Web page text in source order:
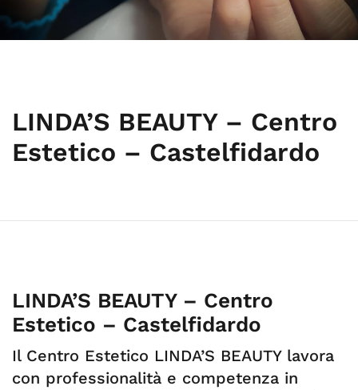
LINDA’S BEAUTY – Centro
Estetico – Castelfidardo
LINDA’S BEAUTY – Centro
Estetico – Castelfidardo
Il Centro Estetico LINDA’S BEAUTY lavora
con professionalità e competenza in